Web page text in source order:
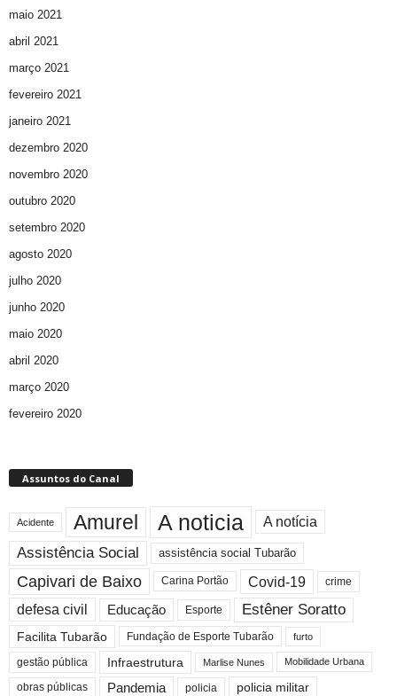
maio 2021
abril 2021
março 2021
fevereiro 2021
janeiro 2021
dezembro 2020
novembro 2020
outubro 2020
setembro 2020
agosto 2020
julho 2020
junho 2020
maio 2020
abril 2020
março 2020
fevereiro 2020
Assuntos do Canal
Acidente Amurel A noticia A notícia
Assistência Social assistência social Tubarão
Capivari de Baixo Carina Portão Covid-19 crime
defesa civil Educação Esporte Estêner Soratto
Facilita Tubarão Fundação de Esporte Tubarão furto
gestão pública Infraestrutura Marlise Nunes Mobilidade Urbana
obras públicas Pandemia policia
policia militar